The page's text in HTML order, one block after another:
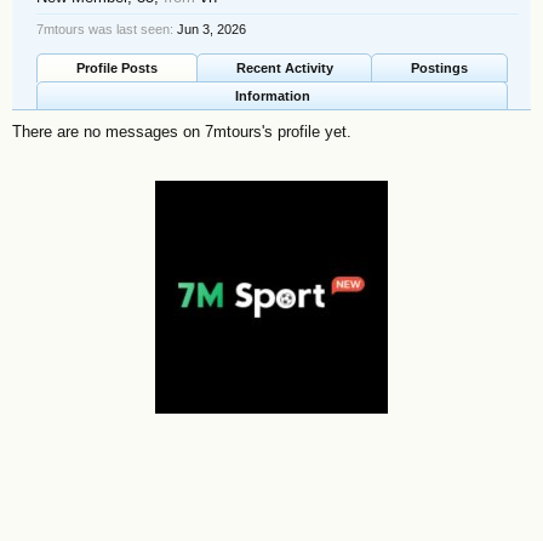
7mtours was last seen: Jun 3, 2026
Profile Posts Recent Activity
Postings
Information
There are no messages on 7mtours's profile yet.